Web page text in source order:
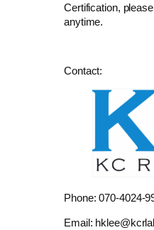
Certification,
anytime.
Contact:
Phone: 070-4024-
Email: